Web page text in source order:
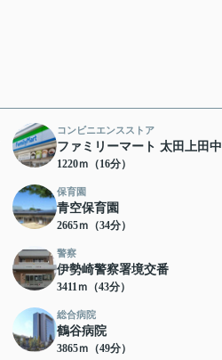
コンビニエンスストア
ファミリーマート 太田上田
1220ｍ（16分）
保育園
青空保育園
2665ｍ（34分）
警察
伊勢崎警察署境交番
3411ｍ（43分）
総合病院
鶴谷病院
3865ｍ（49分）